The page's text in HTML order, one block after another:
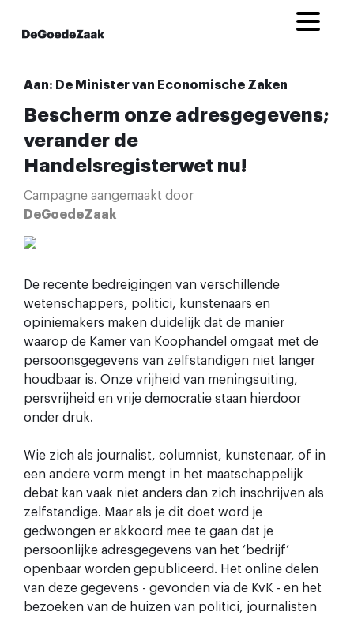
Aan: De Minister van Economische Zaken
Bescherm onze adresgegevens;
verander de
Handelsregisterwet nu!
Campagne aangemaakt door
DeGoedeZaak
De recente bedreigingen van verschillende
wetenschappers, politici, kunstenaars en
opiniemakers maken duidelijk dat de manier
waarop de Kamer van Koophandel omgaat met de
persoonsgegevens van zelfstandigen niet langer
houdbaar is. Onze vrijheid van meningsuiting,
persvrijheid en vrije democratie staan hierdoor
onder druk.
Wie zich als journalist, columnist, kunstenaar, of in
een andere vorm mengt in het maatschappelijk
debat kan vaak niet anders dan zich inschrijven als
zelfstandige. Maar als je dit doet word je
gedwongen er akkoord mee te gaan dat je
persoonlijke adresgegevens van het ‘bedrijf’
openbaar worden gepubliceerd. Het online delen
van deze gegevens - gevonden via de KvK - en het
bezoeken van de huizen van politici, journalisten